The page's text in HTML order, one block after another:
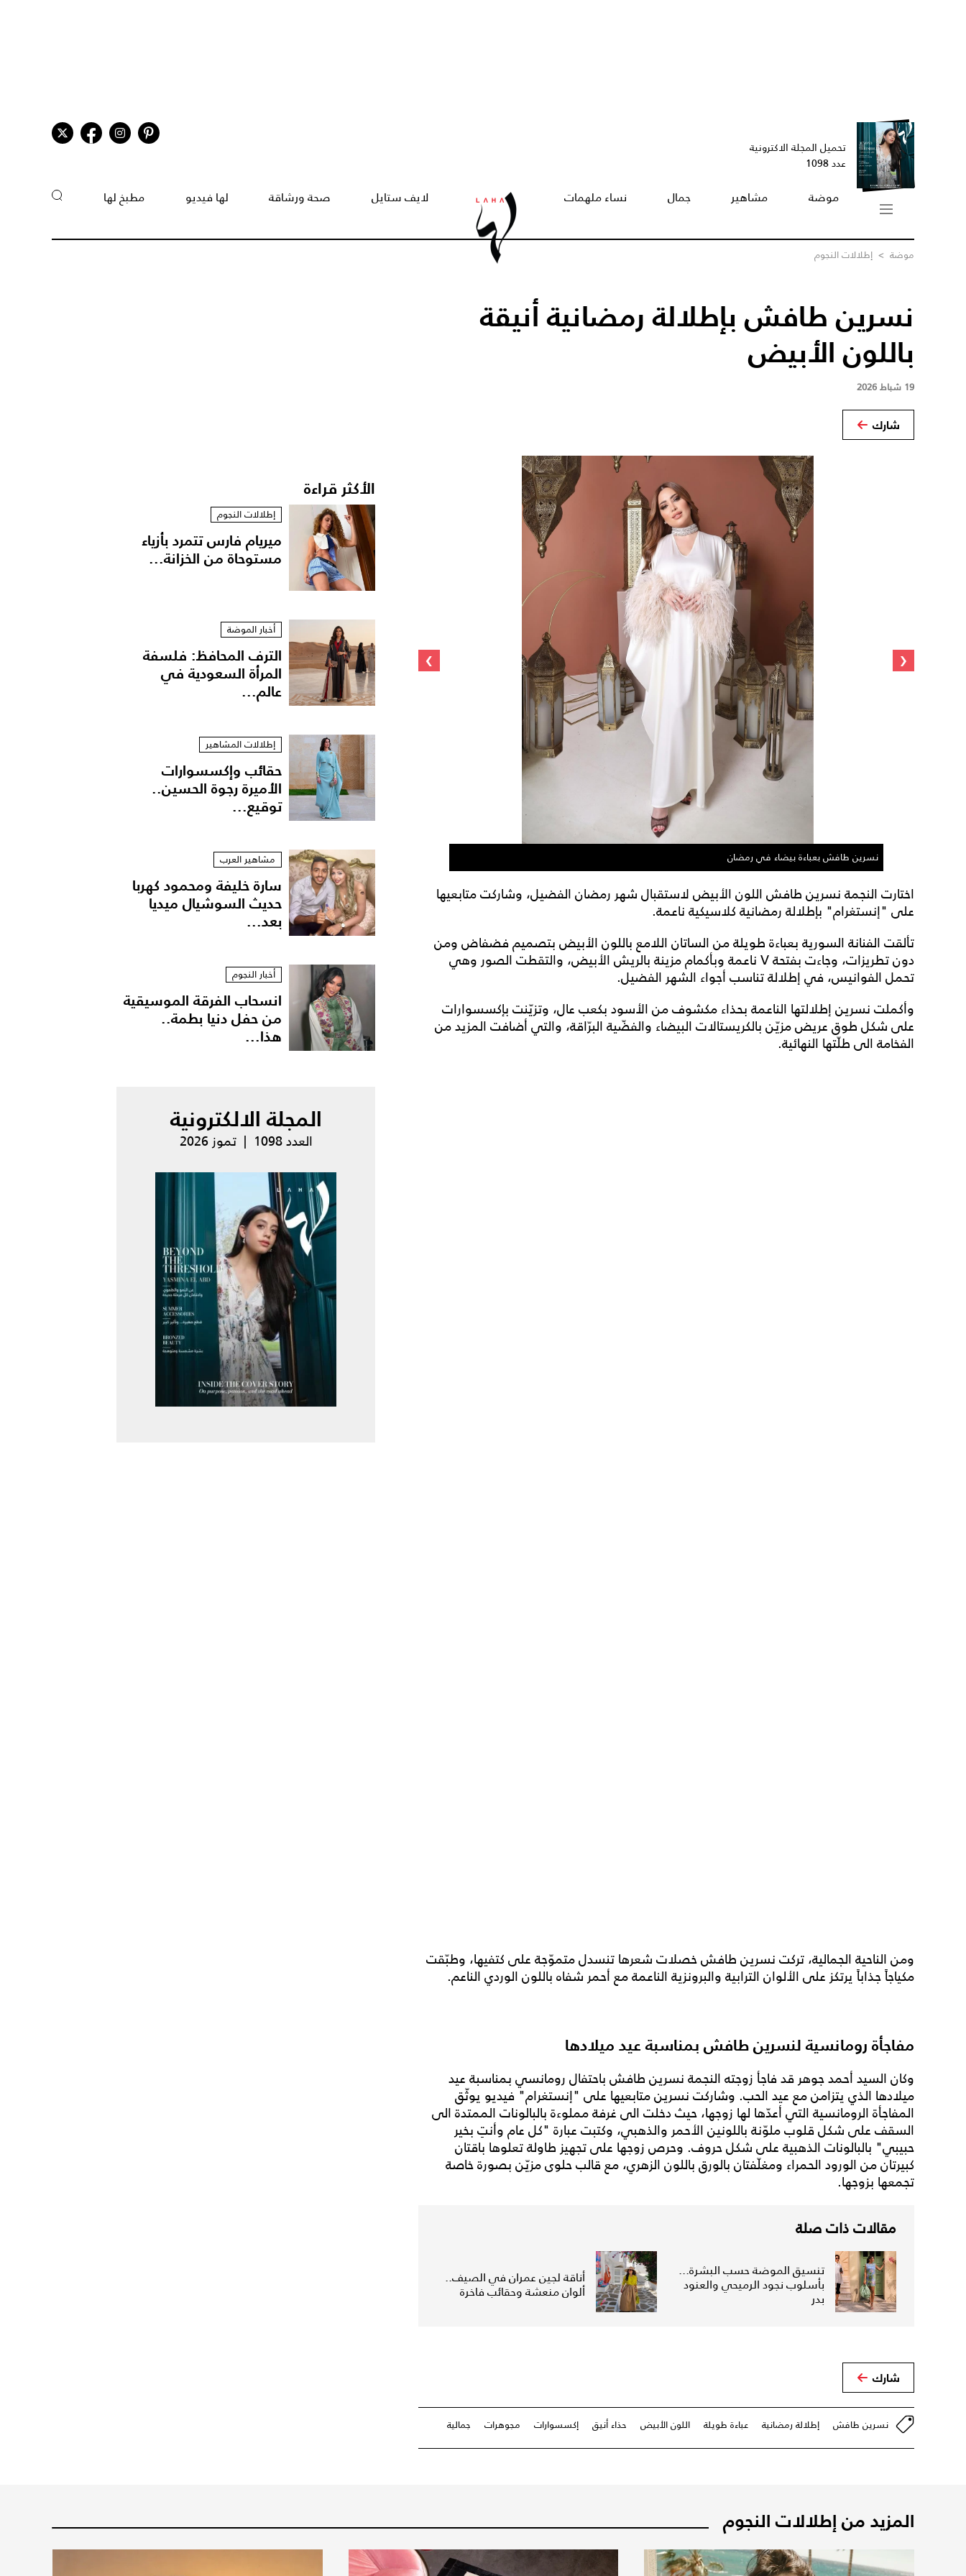
تحميل المجلة الاكترونية
عدد 1098
موضة مشاهير جمال نساء ملهمات لايف ستايل صحة ورشاقة لها فيديو مطبخ لها
موضة > إطلالات النجوم
نسرين طافش بإطلالة رمضانية أنيقة
باللون الأبيض
19 شباط 2026
شارك
نسرين طافش بعباءة بيضاء في رمضان نسرين طافش بعباءة بيضاء في رمضان
‹
›
اختارت النجمة نسرين طافش اللون الأبيض لاستقبال شهر رمضان الفضيل، وشاركت متابعيها
على "إنستغرام" بإطلالة رمضانية كلاسيكية ناعمة.
تألقت الفنانة السورية بعباءة طويلة من الساتان اللامع باللون الأبيض بتصميم فضفاض ومن
دون تطريزات، وجاءت بفتحة V ناعمة وبأكمام مزينة بالريش الأبيض، والتقطت الصور وهي
تحمل الفوانيس، في إطلالة تناسب أجواء الشهر الفضيل.
وأكملت نسرين إطلالتها الناعمة بحذاء مكشوف من الأسود بكعب عال، وتزيّنت بإكسسوارات
على شكل طوق عريض مزيّن بالكريستالات البيضاء والفضّية البرّاقة، والتي أضافت المزيد من
الفخامة الى طلّتها النهائية.
ومن الناحية الجمالية، تركت نسرين طافش خصلات شعرها تنسدل متموّجة على كتفيها، وطبّقت
مكياجاً جذاباً يرتكز على الألوان الترابية والبرونزية الناعمة مع أحمر شفاه باللون الوردي الناعم.
مفاجأة رومانسية لنسرين طافش بمناسبة عيد ميلادها
وكان السيد أحمد جوهر قد فاجأ زوجته النجمة نسرين طافش باحتفال رومانسي بمناسبة عيد
ميلادها الذي يتزامن مع عيد الحب. وشاركت نسرين متابعيها على "إنستغرام" فيديو يوثّق
المفاجأة الرومانسية التي أعدّها لها زوجها، حيث دخلت الى غرفة مملوءة بالبالونات الممتدة الى
السقف على شكل قلوب ملوّنة باللونين الأحمر والذهبي، وكتبت عبارة "كل عام وأنتِ بخير
حبيبي" بالبالونات الذهبية على شكل حروف. وحرص زوجها على تجهيز طاولة تعلوها باقتان
كبيرتان من الورود الحمراء ومغلّفتان بالورق باللون الزهري، مع قالب حلوى مزيّن بصورة خاصة
تجمعها بزوجها.
مقالات ذات صلة
تنسيق الموضة حسب البشرة...
بأسلوب نجود الرميحي والعنود
بدر
أناقة لجين عمران في الصيف..
ألوان منعشة وحقائب فاخرة
شارك
نسرين طافش إطلالة رمضانية عباءة طويلة اللون الأبيض حذاء أنيق إكسسوارات مجوهرات جمالية
الأكثر قراءة
إطلالات النجوم
ميريام فارس تتمرد بأزياء
مستوحاة من الخزانة...
أخبار الموضة
الترف المحافظ: فلسفة
المرأة السعودية في
عالم...
إطلالات المشاهير
حقائب وإكسسوارات
الأميرة رجوة الحسين..
توقيع...
مشاهير العرب
سارة خليفة ومحمود كهربا
حديث السوشيال ميديا
بعد...
أخبار النجوم
انسحاب الفرقة الموسيقية
من حفل دنيا بطمة..
هذا...
المجلة الالكترونية
العدد 1098 | تموز 2026
المزيد من إطلالات النجوم